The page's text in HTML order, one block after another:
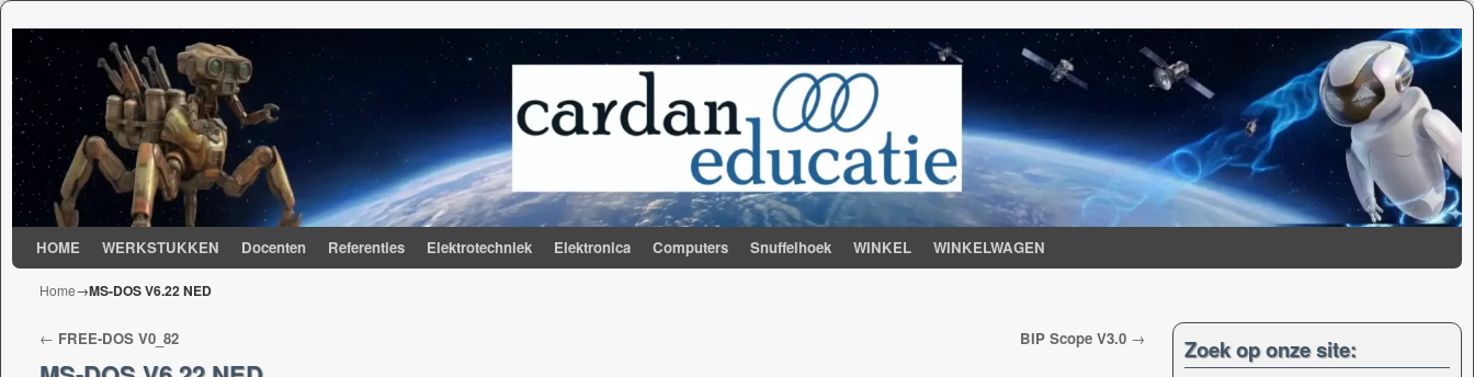
HOME WERKSTUKKEN Docenten Referenties Elektrotechniek Elektronica Computers Snuffelhoek WINKEL WINKELWAGEN
Home→MS-DOS V6.22 NED
Berichtnavigatie
← FREE-DOS V0_82 BIP Scope V3.0 → Zoek op onze site: